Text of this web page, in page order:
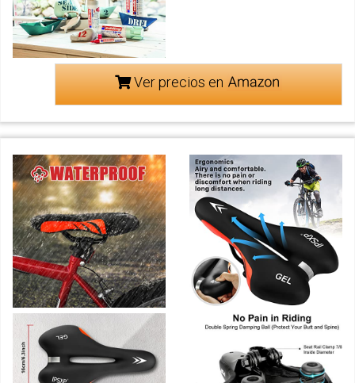
Ver precios en